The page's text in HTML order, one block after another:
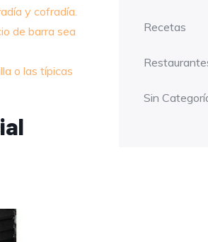
y cofradía.
de barra sea
o las típicas
Recetas
Sin